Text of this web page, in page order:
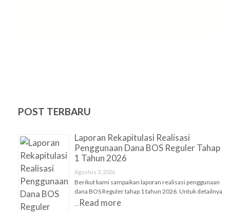
POST TERBARU
Laporan Rekapitulasi Realisasi
Penggunaan Dana BOS Reguler Tahap
1 Tahun 2026
Agustus 3, 2026
Berikut kami sampaikan laporan realisasi penggunaan
dana BOS Reguler tahap 1 tahun 2026. Untuk detailnya
… Read more